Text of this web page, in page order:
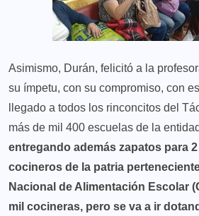
Asimismo, Durán, felicitó a la
su ímpetu, con su compromiso, con
llegado a todos los rinconcitos del
más de mil 400 escuelas de la
entregando además zapatos para
cocineros de la patria
Nacional de Alimentación Escolar
mil cocineras, pero se va a ir